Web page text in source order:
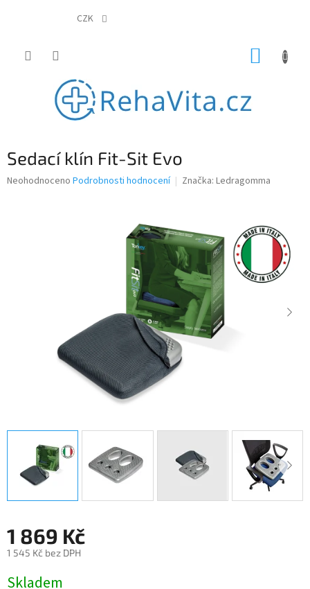
CZK
Sedací klín Fit-Sit Evo
Průměrné
Neohodnoceno Podrobnosti hodnocení Značka: Ledragomma
1 869 Kč
1 545 Kč bez DPH
cena:
Skladem